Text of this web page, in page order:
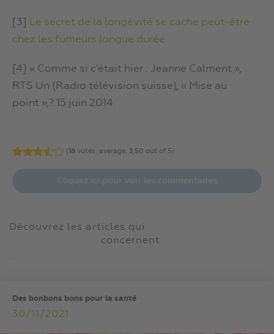
[3]
Le secret de la longévité se cache peut-être
chez les fumeurs longue durée
[4] « Comme si c’était hier : Jeanne Calment »,
RTS Un (Radio télévision suisse), « Mise au
point »,? 15 juin 2014.
(18 votes, average: 3,50 out of 5)
Découvrez les articles qui
concernent
...
Des bonbons bons pour la santé
30/11/2021